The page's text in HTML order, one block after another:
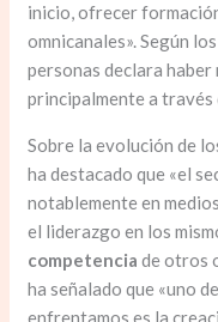
inicio, ofrecer
omnicanales». Según
personas declara haber
principalmente a través
Sobre la evolución de
ha destacado que «el
notablemente en
el liderazgo en los
competencia de otros
ha señalado que «uno
enfrentamos es la